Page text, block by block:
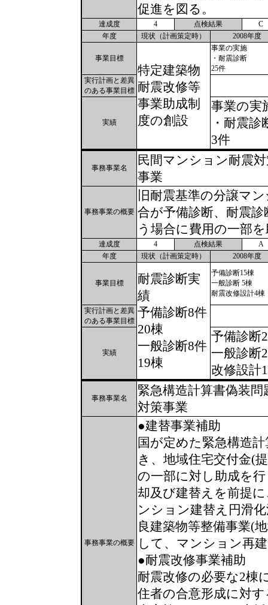
促進を図る。
達成度 4 点検結果
C
年度
現状（計画策定時） 2008年度
事業目標
特定建築物
耐震改修等
事業助成制
度の創設
事業の実施
・耐震診断
25件
実行計画と差異
のある事業目標
実績
事業の実
・耐震診
3件
事務事業名
民間マンション耐震
事業
事務事業の概要
旧耐震基準の分譲マ
合が予備診断、耐震
う場合に費用の一部
達成度 4 点検結果
A
年度
現状（計画策定時） 2008年度
事業目標
耐震診断実
績
予備診断8件
20棟
一般診断8件
19棟
予備診断15棟
一般診断 5棟
耐震改修設計4棟
実行計画と差異
のある事業目標
実績
予備診断
一般診断
改修設計
事務事業名
緊急構造計算書偽装問
対策事業
事務事業の概要
●建替事業補助
国が定めた緊急構造
き、地域住宅交付金(
の一部に対し助成を
却及び建替えを前提
ンション建替え円滑
良建築物等整備事業(
して、マンション再
●耐震改修事業補助
耐震改修の必要な2棟
住者の合意形成に対